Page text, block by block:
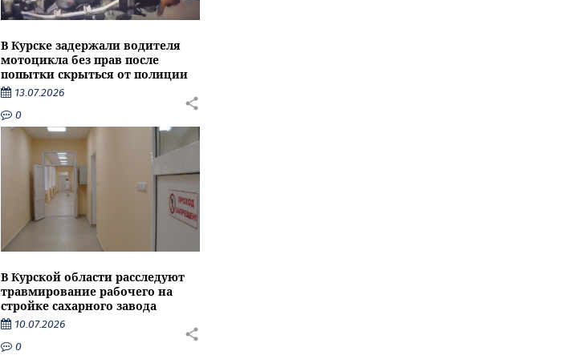
В Курске задержали водителя
мотоцикла без прав после
попытки скрыться от полиции
13.07.2026
0
В Курской области расследуют
травмирование рабочего на
стройке сахарного завода
10.07.2026
0